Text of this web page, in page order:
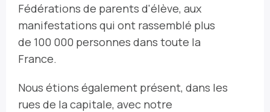
Fédérations de parents d'élève, aux
manifestations qui ont rassemblé plus
de 100 000 personnes dans toute la
France.
Nous étions également présent, dans les
rues de la capitale, avec notre